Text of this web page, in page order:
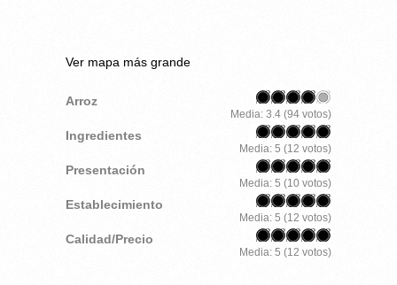
Ver mapa más grande
Arroz
Media: 3.4 (94 votos)
Ingredientes
Media: 5 (12 votos)
Presentación
Media: 5 (10 votos)
Establecimiento
Media: 5 (12 votos)
Calidad/Precio
Media: 5 (12 votos)